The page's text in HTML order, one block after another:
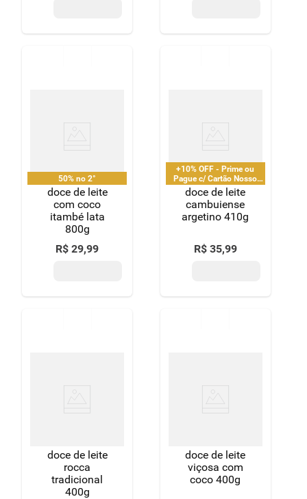
50% no 2°
doce de leite
com coco
itambé lata
800g
R$ 29,99
+10% OFF - Prime ou
Pague c/ Cartão Nosso
Pay
doce de leite
cambuiense
argetino 410g
R$ 35,99
doce de leite
rocca
tradicional
400g
doce de leite
viçosa com
coco 400g